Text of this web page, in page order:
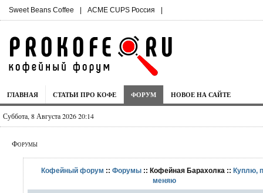
Sweet Beans Coffee | ACME CUPS Россия |
ГЛАВНАЯ СТАТЬИ ПРО КОФЕ ФОРУМ НОВОЕ НА САЙТЕ
Суббота, 8 Августа 2026 20:14
Форумы
Кофейный форум :: Форумы :: Кофейная Барахолка :: Куплю,
меняю